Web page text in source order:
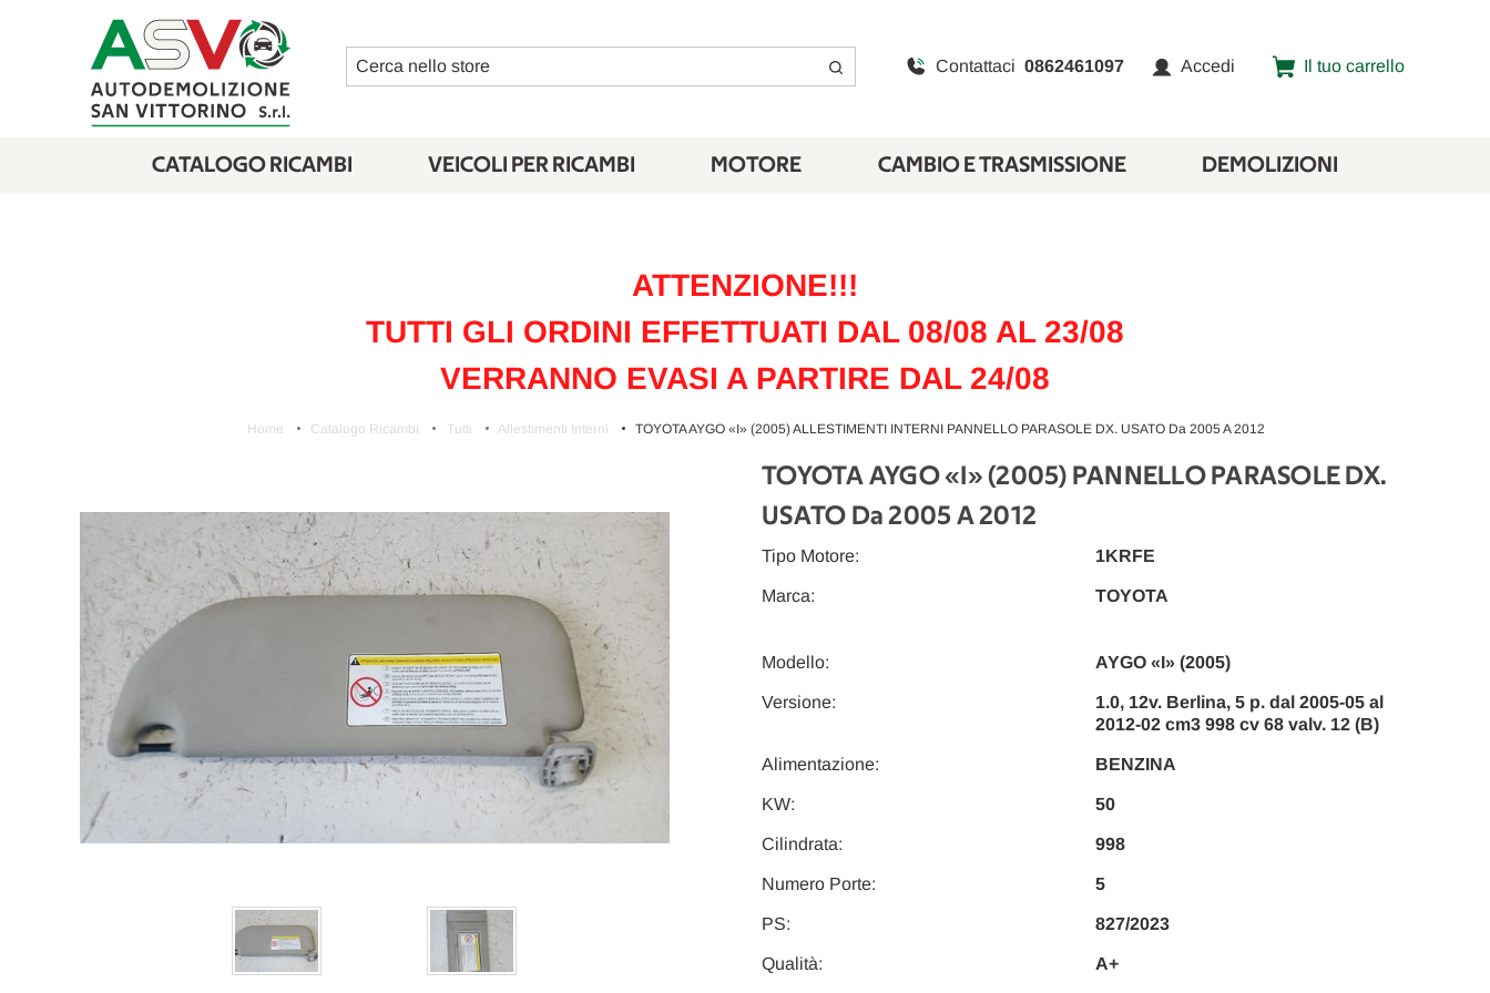
Cerca Contattaci 0862461097 Accedi Il tuo carrello
CATALOGO RICAMBI VEICOLI PER RICAMBI MOTORE CAMBIO E TRASMISSIONE DEMOLIZIONI
ATTENZIONE!!!
TUTTI GLI ORDINI EFFETTUATI DAL 08/08 AL 23/08
VERRANNO EVASI A PARTIRE DAL 24/08
Home Catalogo Ricambi Tutti Allestimenti Interni TOYOTA AYGO «I» (2005) ALLESTIMENTI INTERNI PANNELLO PARASOLE DX. USATO Da 2005 A 2012
TOYOTA AYGO «I» (2005) PANNELLO PARASOLE DX.
USATO Da 2005 A 2012
Modello: AYGO «I» (2005)
Versione:
1.0, 12v. Berlina, 5 p. dal 2005-05 al
2012-02 cm3 998 cv 68 valv. 12 (B)
Cilindrata: 998
Alimentazione: BENZINA
Tipo Motore: 1KRFE
Marca: TOYOTA
KW: 50
Numero Porte: 5
PS: 827/2023
Qualità: A+